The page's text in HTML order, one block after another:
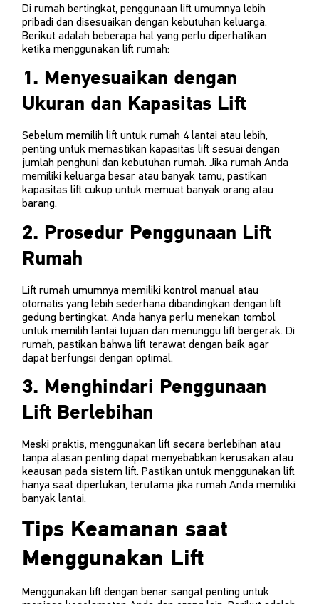
Di rumah bertingkat, penggunaan lift umumnya lebih
pribadi dan disesuaikan dengan kebutuhan keluarga.
Berikut adalah beberapa hal yang perlu diperhatikan
ketika menggunakan lift rumah:
1. Menyesuaikan dengan
Ukuran dan Kapasitas Lift
Sebelum memilih lift untuk rumah 4 lantai atau lebih,
penting untuk memastikan kapasitas lift sesuai dengan
jumlah penghuni dan kebutuhan rumah. Jika rumah Anda
memiliki keluarga besar atau banyak tamu, pastikan
kapasitas lift cukup untuk memuat banyak orang atau
barang.
2. Prosedur Penggunaan Lift
Rumah
Lift rumah umumnya memiliki kontrol manual atau
otomatis yang lebih sederhana dibandingkan dengan lift
gedung bertingkat. Anda hanya perlu menekan tombol
untuk memilih lantai tujuan dan menunggu lift bergerak. Di
rumah, pastikan bahwa lift terawat dengan baik agar
dapat berfungsi dengan optimal.
3. Menghindari Penggunaan
Lift Berlebihan
Meski praktis, menggunakan lift secara berlebihan atau
tanpa alasan penting dapat menyebabkan kerusakan atau
keausan pada sistem lift. Pastikan untuk menggunakan lift
hanya saat diperlukan, terutama jika rumah Anda memiliki
banyak lantai.
Tips Keamanan saat
Menggunakan Lift
Menggunakan lift dengan benar sangat penting untuk